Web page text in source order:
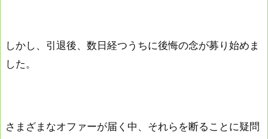
しかし、引退後、数日経つうちに後悔の念が募り始めま
した。
さまざまなオファーが届く中、それらを断ることに疑問